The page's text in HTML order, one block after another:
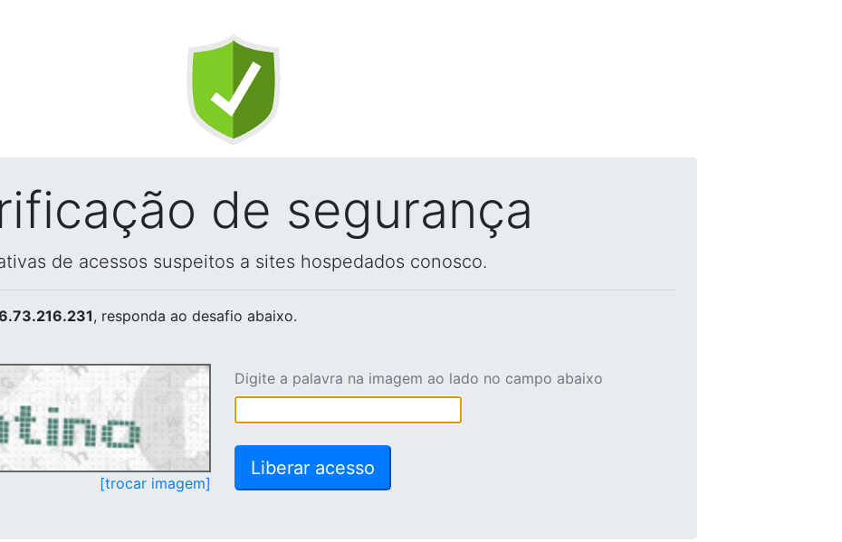
de segurança
de acessos suspeitos a sites hospedados conosco.
, responda ao desafio abaixo.
[trocar imagem]
Digite a palavra na imagem ao lado no campo abaixo